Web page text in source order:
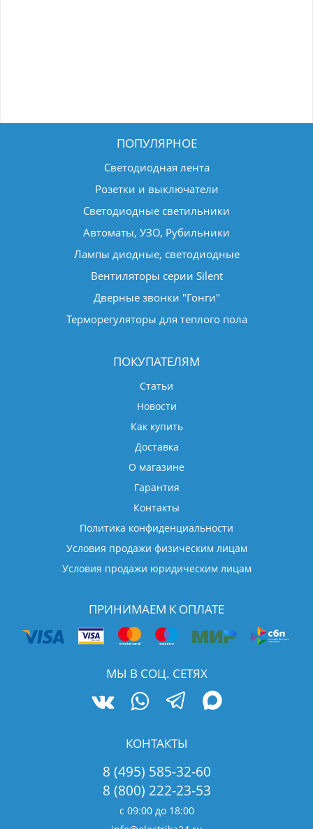
ПОПУЛЯРНОЕ
Светодиодная лента
Розетки и выключатели
Светодиодные светильники
Автоматы, УЗО, Рубильники
Лампы диодные, светодиодные
Вентиляторы серии Silent
Дверные звонки "Гонги"
Терморегуляторы для теплого пола
ПОКУПАТЕЛЯМ
Статьи
Новости
Как купить
Доставка
О магазине
Гарантия
Контакты
Политика конфиденциальности
Условия продажи физическим лицам
Условия продажи юридическим лицам
ПРИНИМАЕМ К ОПЛАТЕ
МЫ В СОЦ. СЕТЯХ
КОНТАКТЫ
8 (495) 585-32-60
8 (800) 222-23-53
с 09:00 до 18:00